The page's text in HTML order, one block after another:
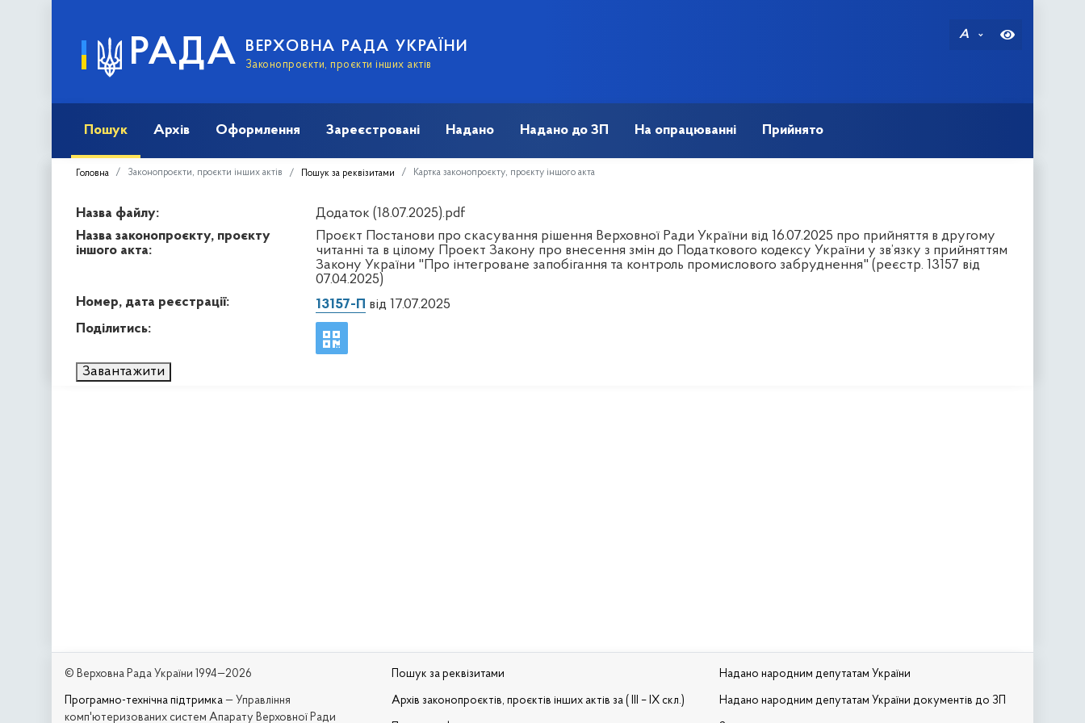
РАДА ВЕРХОВНА РАДА УКРАЇНИ
Законопроєкти, проєкти інших актів
A
Пошук Архів Оформлення Зареєстровані Надано Надано до ЗП На опрацюванні Прийнято
Головна Законопроєкти, проєкти інших актів Пошук за реквізитами Картка законопроєкту, проєкту іншого акта
Назва файлу:
Додаток (18.07.2025).pdf
Назва законопроєкту, проєкту
іншого акта:
Проєкт Постанови про скасування рішення Верховної Ради України від 16.07.2025 про прийняття в другому
читанні та в цілому Проект Закону про внесення змін до Податкового кодексу України у зв’язку з прийняттям
Закону України "Про інтегроване запобігання та контроль промислового забруднення" (реєстр. 13157 від
07.04.2025)
Номер, дата реєстрації:
13157-П від 17.07.2025
Поділитись:
Завантажити
© Верховна Рада України 1994—2026
Програмно-технічна підтримка — Управління
комп'ютеризованих систем Апарату Верховної Ради
Пошук за реквізитами
Архів законопроєктів, проєктів інших актів за ( III – IX скл.)
Надано народним депутатам України
Надано народним депутатам України документів до ЗП